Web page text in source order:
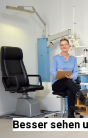
Besser sehen